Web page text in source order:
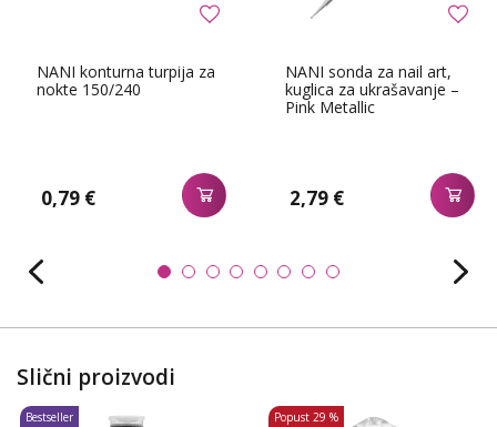
NANI konturna turpija za
nokte 150/240
0,79 €
NANI sonda za nail art,
kuglica za ukrašavanje –
Pink Metallic
2,79 €
Slični proizvodi
Bestseller Popust 29 %